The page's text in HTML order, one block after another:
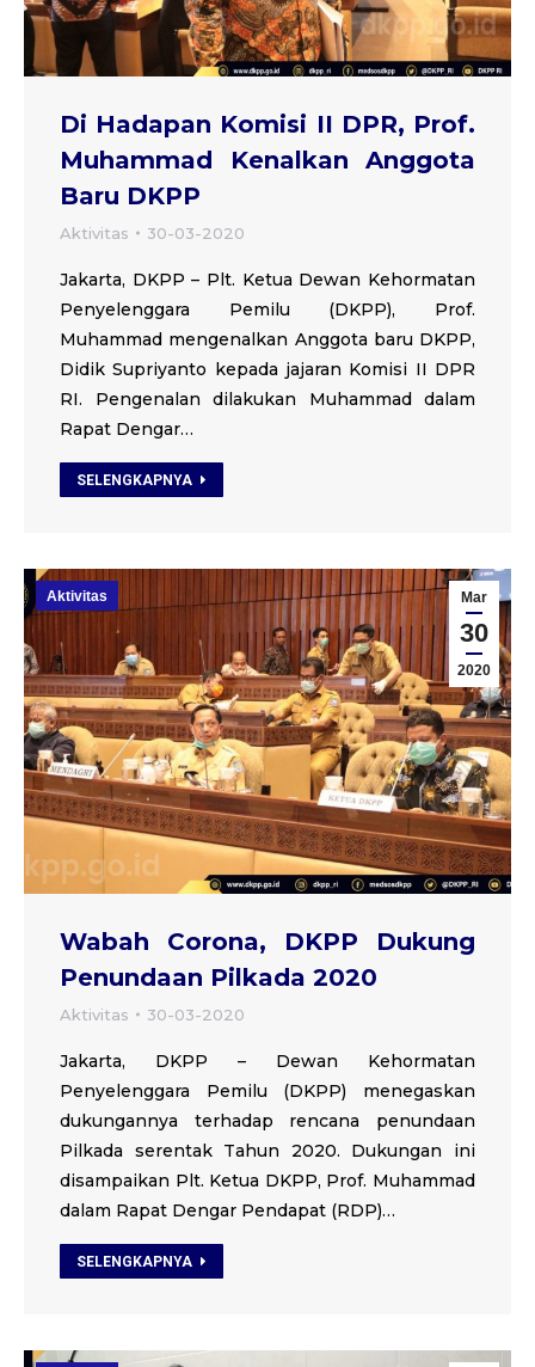
Di Hadapan Komisi II DPR, Prof.
Muhammad Kenalkan Anggota
Baru DKPP
Aktivitas 30-03-2020
Jakarta, DKPP – Plt. Ketua Dewan Kehormatan
Penyelenggara Pemilu (DKPP), Prof.
Muhammad mengenalkan Anggota baru DKPP,
Didik Supriyanto kepada jajaran Komisi II DPR
RI. Pengenalan dilakukan Muhammad dalam
Rapat Dengar…
SELENGKAPNYA
Mar
30
2020
Aktivitas
Wabah Corona, DKPP Dukung
Penundaan Pilkada 2020
Aktivitas 30-03-2020
Jakarta, DKPP – Dewan Kehormatan
Penyelenggara Pemilu (DKPP) menegaskan
dukungannya terhadap rencana penundaan
Pilkada serentak Tahun 2020. Dukungan ini
disampaikan Plt. Ketua DKPP, Prof. Muhammad
dalam Rapat Dengar Pendapat (RDP)…
SELENGKAPNYA